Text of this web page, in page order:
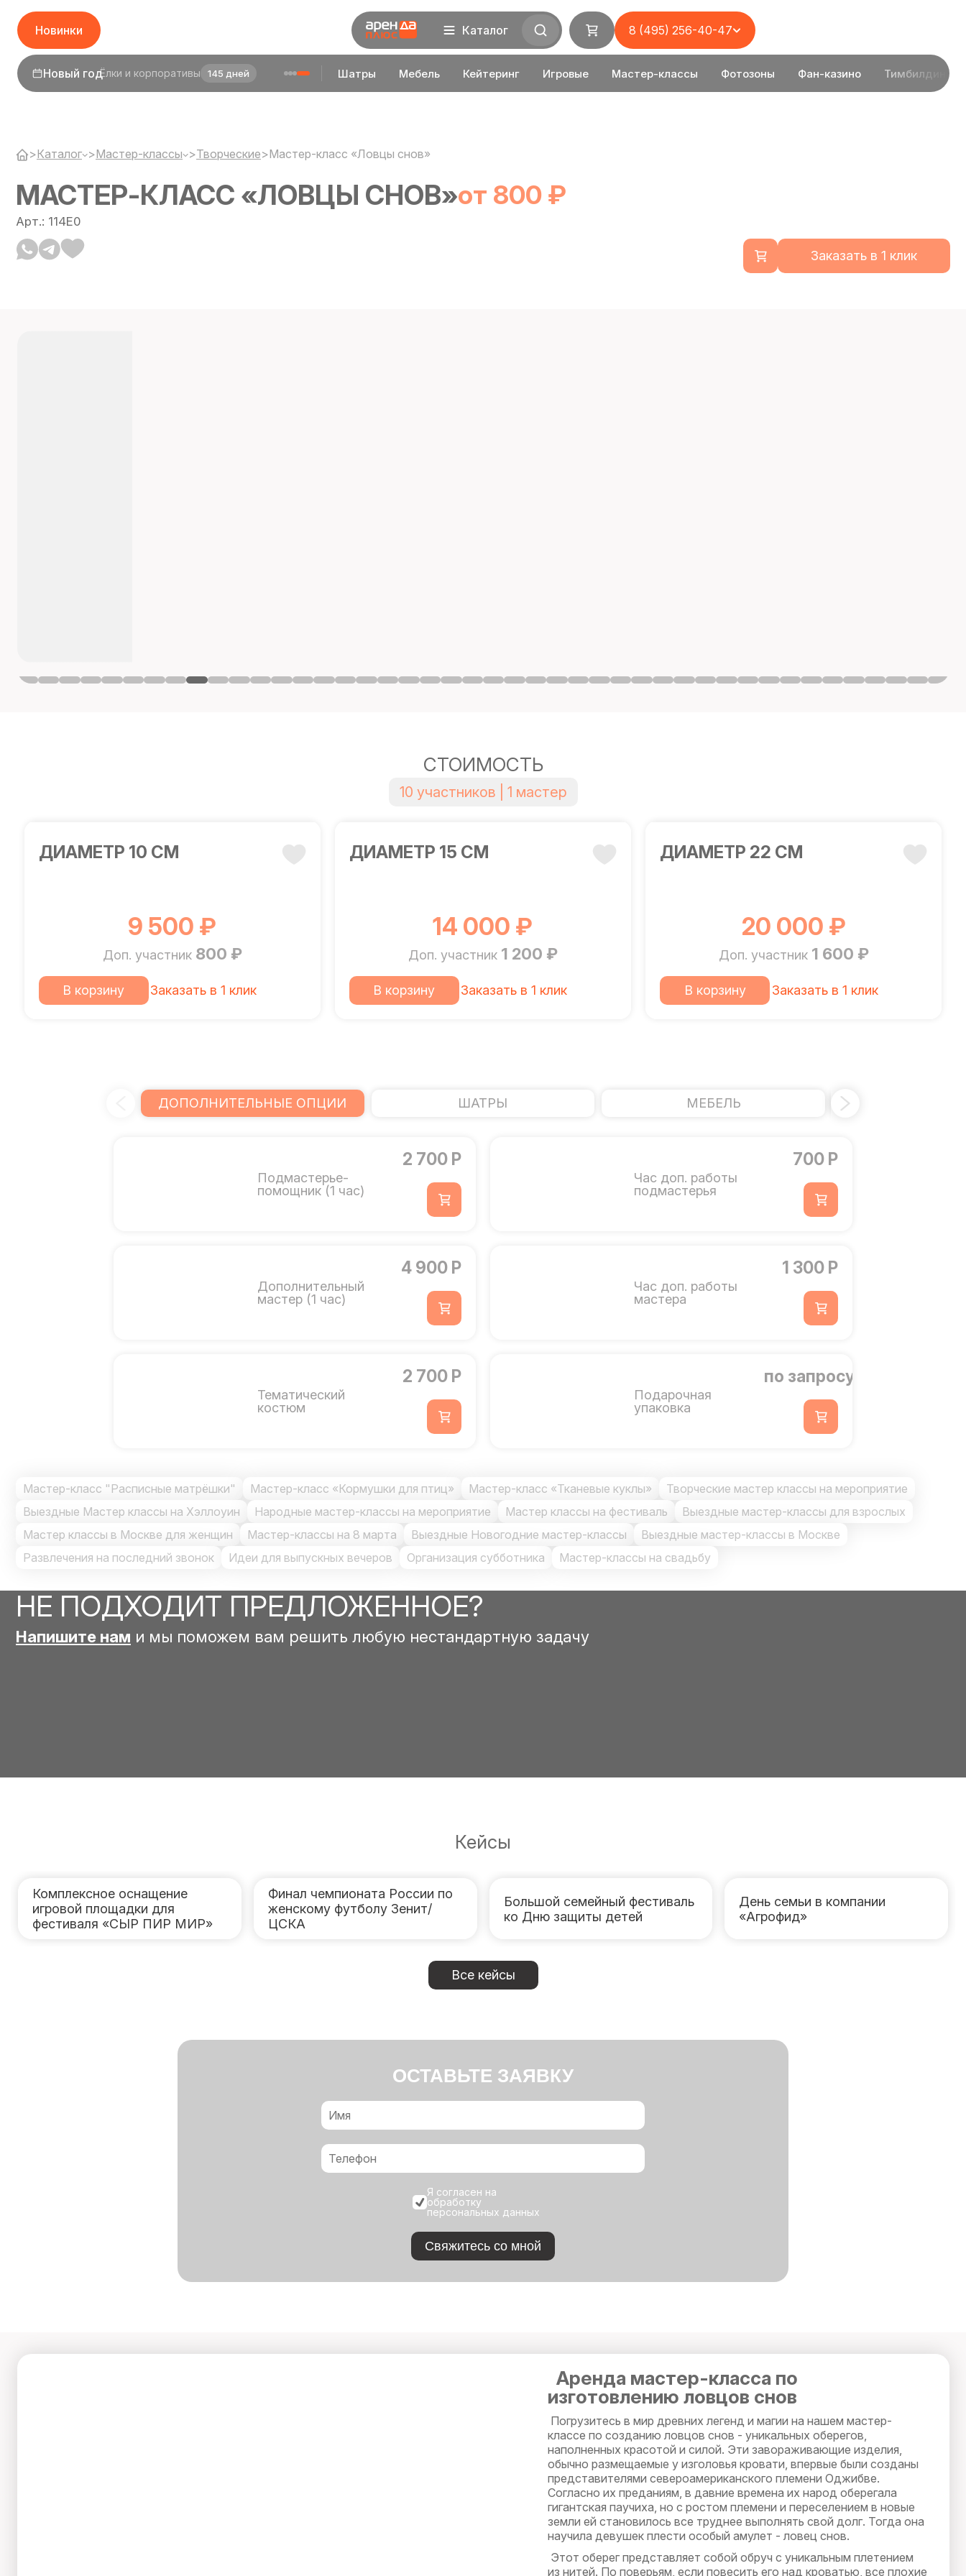
Новинки
1 сентябряДень знаний 23 дня Шатры Мебель Кейтеринг Игровые Мастер-классы Фотозоны Фан-казино Тимбилдинг
Каталог 8 (495) 256-40-47
>Каталог >Мастер-классы >Творческие>Мастер-класс «Ловцы снов»
МАСТЕР-КЛАСС «ЛОВЦЫ СНОВ»от 800 ₽
Арт.: 114E0
Заказать в 1 клик
СТОИМОСТЬ
10 участников | 1 мастер
ДИАМЕТР 10 СМ
9 500 ₽
Доп. участник 800 ₽
В корзину Заказать в 1 клик
ДИАМЕТР 15 СМ
14 000 ₽
Доп. участник 1 200 ₽
В корзину Заказать в 1 клик
ДИАМЕТР 22 СМ
20 000 ₽
Доп. участник 1 600 ₽
В корзину Заказать в 1 клик
ДОПОЛНИТЕЛЬНЫЕ ОПЦИИ ШАТРЫ МЕБЕЛЬ
Подмастерье-
помощник (1 час)
2 700 Р
Час доп. работы
подмастерья
700 Р
Дополнительный
мастер (1 час)
4 900 Р
Час доп. работы
мастера
1 300 Р
Тематический
костюм
2 700 Р
Подарочная
упаковка
по запросу
Мастер-класс "Расписные матрёшки" Мастер-класс «Кормушки для птиц» Мастер-класс «Тканевые куклы»
Творческие мастер классы на мероприятие
Выездные Мастер классы на Хэллоуин
Народные мастер-классы на мероприятие Мастер классы на фестиваль
Выездные мастер-классы для взрослых
Мастер классы в Москве для женщин
Мастер-классы на 8 марта Выездные Новогодние мастер-классы
Выездные мастер-классы в Москве
Развлечения на последний звонок
Идеи для выпускных вечеров Организация субботника Мастер-классы на свадьбу
НЕ ПОДХОДИТ ПРЕДЛОЖЕННОЕ?
Напишите нам и мы поможем вам решить любую нестандартную задачу
Кейсы
Комплексное оснащение
игровой площадки для
фестиваля «СЫР ПИР МИР»
Финал чемпионата России по
женскому футболу Зенит/
ЦСКА
Большой семейный фестиваль
ко Дню защиты детей
День семьи в компании
«Агрофид»
Все кейсы
ОСТАВЬТЕ ЗАЯВКУ
Я согласен на
обработку
персональных данных
Свяжитесь со мной
Аренда мастер-класса по
изготовлению ловцов снов
Погрузитесь в мир древних легенд и магии на нашем мастер-
классе по созданию ловцов снов - уникальных оберегов,
наполненных красотой и силой. Эти завораживающие изделия,
обычно размещаемые у изголовья кровати, впервые были созданы
представителями североамериканского племени Оджибве.
Согласно их преданиям, в давние времена их народ оберегала
гигантская паучиха, но с ростом племени и переселением в новые
земли ей становилось все труднее выполнять свой долг. Тогда она
научила девушек плести особый амулет - ловец снов.
Этот оберег представляет собой обруч с уникальным плетением
из нитей. По поверьям, если повесить его над кроватью, все плохие